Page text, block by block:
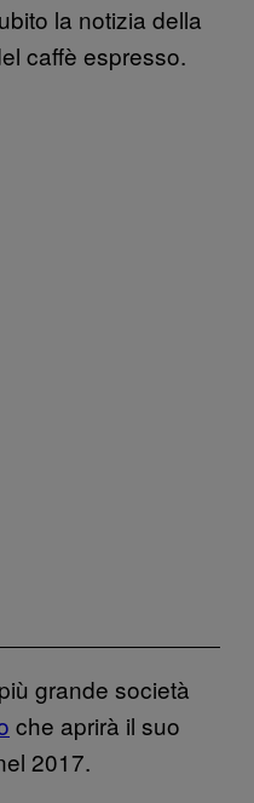
la notizia della
caffè espresso.
grande società
che aprirà il suo
2017.